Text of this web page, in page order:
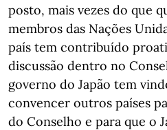
posto, mais vezes do que
membros das Nações
país tem contribuído
discussão dentro no
governo do Japão tem
convencer outros países
do Conselho e para que o